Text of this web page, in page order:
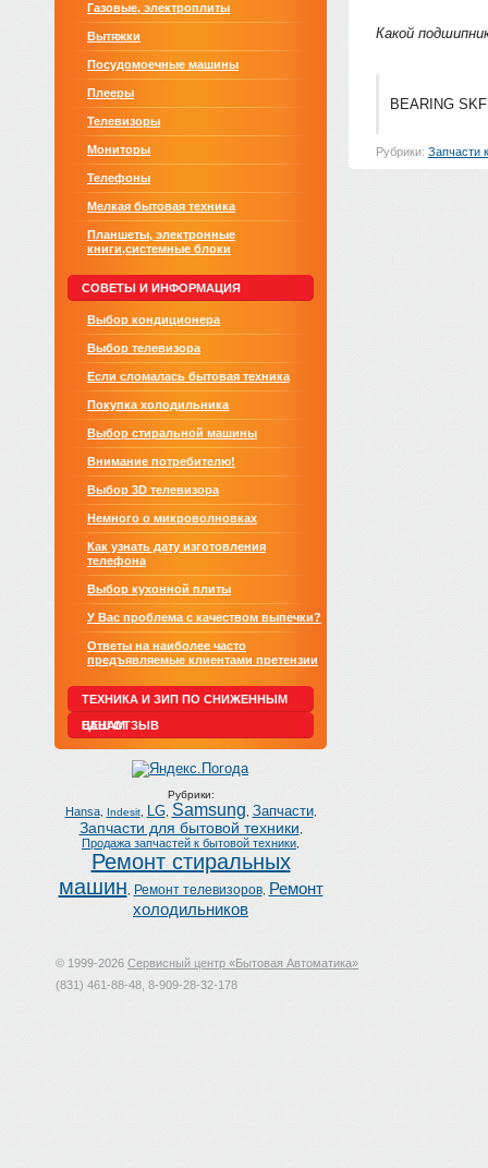
Газовые, электроплиты
Вытяжки
Посудомоечные машины
Плееры
Телевизоры
Мониторы
Телефоны
Мелкая бытовая техника
Планшеты, электронные
книги,системные блоки
СОВЕТЫ И ИНФОРМАЦИЯ
Выбор кондиционера
Выбор телевизора
Если сломалась бытовая техника
Покупка холодильника
Выбор стиральной машины
Внимание потребителю!
Выбор 3D телевизора
Немного о микроволновках
Как узнать дату изготовления
телефона
Выбор кухонной плиты
У Вас проблема с качеством выпечки?
Ответы на наиболее часто
предъявляемые клиентами претензии
ТЕХНИКА И ЗИП ПО СНИЖЕННЫМ
ЦЕНАМ
ВАШ ОТЗЫВ
Рубрики:
Hansa, Indesit, LG, Samsung Запчасти,
Запчасти для бытовой техники
Продажа запчастей к бытовой техники
Ремонт стиральных
машин
Ремонт телевизоров,
Ремонт
холодильников
Какой
BEARING
Рубрики: Запчасти
© 1999-2026 Сервисный центр «Бытовая Автоматика»
(831) 461-88-48, 8-909-28-32-178